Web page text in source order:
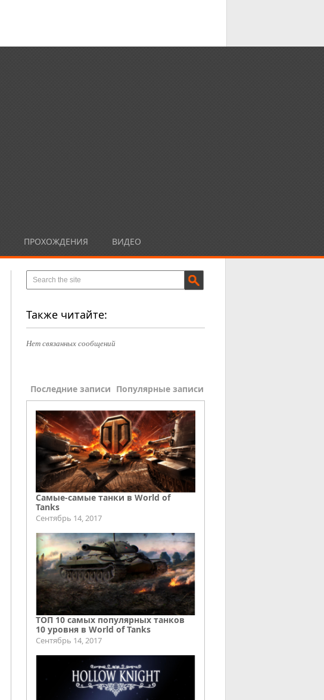
ПРОХОЖДЕНИЯ ВИДЕО
Также читайте:
Нет связанных сообщений
Последние записи Популярные записи
Самые-самые танки в World of
Tanks
Сентябрь 14, 2017
ТОП 10 самых популярных танков
10 уровня в World of Tanks
Сентябрь 14, 2017